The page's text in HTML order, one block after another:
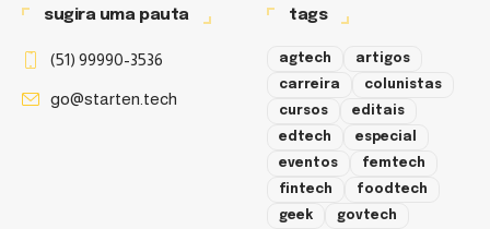
sugira uma pauta
(51) 99990-3536
go@starten.tech
tags
agtech
artigos
carreira
colunistas
cursos
editais
edtech
especial
eventos
femtech
fintech
foodtech
geek
govtech